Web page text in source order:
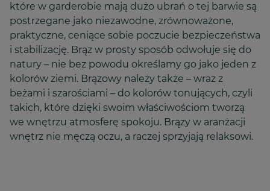
które w garderobie mają dużo ubrań o tej barwie są
postrzegane jako niezawodne, zrównoważone,
praktyczne, ceniące sobie poczucie bezpieczeństwa
i stabilizację. Brąz w prosty sposób odwołuje się do
natury – nie bez powodu określamy go jako jeden z
kolorów ziemi. Brązowy należy także – wraz z
beżami i szarościami – do kolorów tonujących, czyli
takich, które dzięki swoim właściwościom tworzą
we wnętrzu atmosferę spokoju. Brązy w aranżacji
wnętrz nie męczą oczu, a raczej sprzyjają relaksowi.